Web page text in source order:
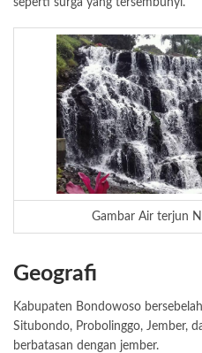
seperti surga yang tersembunyi.
Gambar Air terjun
Geografi
Kabupaten Bondowoso
Situbondo, Probolinggo, Jember,
berbatasan dengan jember.